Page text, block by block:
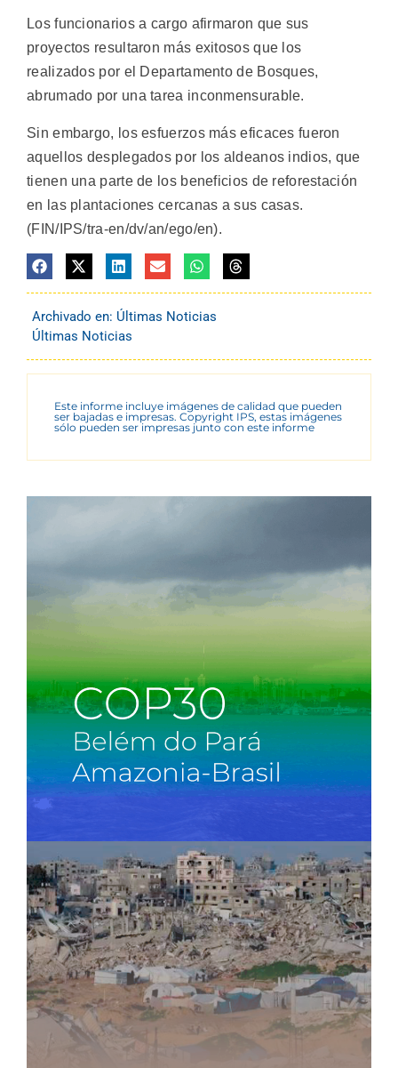
Los funcionarios a cargo afirmaron que sus
proyectos resultaron más exitosos que los
realizados por el Departamento de Bosques,
abrumado por una tarea inconmensurable.
Sin embargo, los esfuerzos más eficaces fueron
aquellos desplegados por los aldeanos indios, que
tienen una parte de los beneficios de reforestación
en las plantaciones cercanas a sus casas.
(FIN/IPS/tra-en/dv/an/ego/en).
Archivado en: Últimas Noticias
Últimas Noticias
Este informe incluye imágenes de calidad que pueden
ser bajadas e impresas. Copyright IPS, estas imágenes
sólo pueden ser impresas junto con este informe